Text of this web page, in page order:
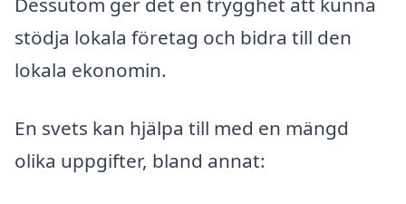
stödja lokala företag och bidra till den
lokala ekonomin.
En svets kan hjälpa till med en mängd
olika uppgifter, bland annat: